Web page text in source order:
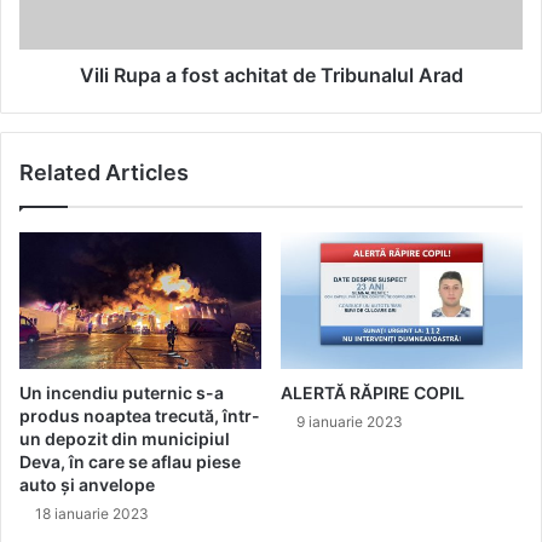
Vili Rupa a fost achitat de Tribunalul Arad
Related Articles
Un incendiu puternic s-a
produs noaptea trecută, într-
un depozit din municipiul
Deva, în care se aflau piese
auto și anvelope
18 ianuarie 2023
ALERTĂ RĂPIRE COPIL
9 ianuarie 2023